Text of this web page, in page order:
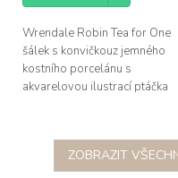
Wrendale Robin Tea for One
šálek s konvičkouz jemného
kostního porcelánu s
akvarelovou ilustrací ptáčka
dárkově baleno...
ZOBRAZIT